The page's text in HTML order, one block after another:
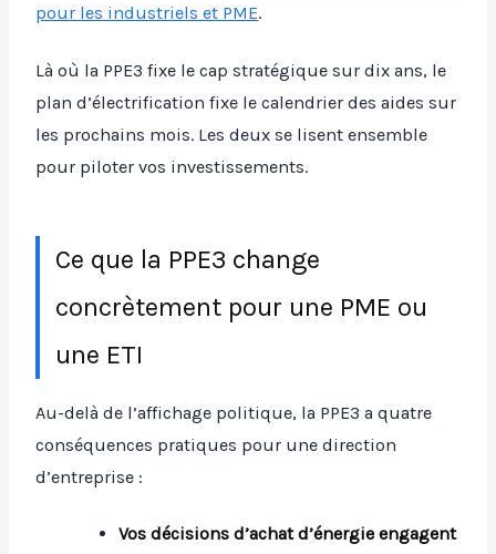
pour les industriels et PME.
Là où la PPE3 fixe le cap stratégique sur dix ans, le
plan d’électrification fixe le calendrier des aides sur
les prochains mois. Les deux se lisent ensemble
pour piloter vos investissements.
Ce que la PPE3 change
concrètement pour une PME ou
une ETI
Au-delà de l’affichage politique, la PPE3 a quatre
conséquences pratiques pour une direction
d’entreprise :
Vos décisions d’achat d’énergie engagent